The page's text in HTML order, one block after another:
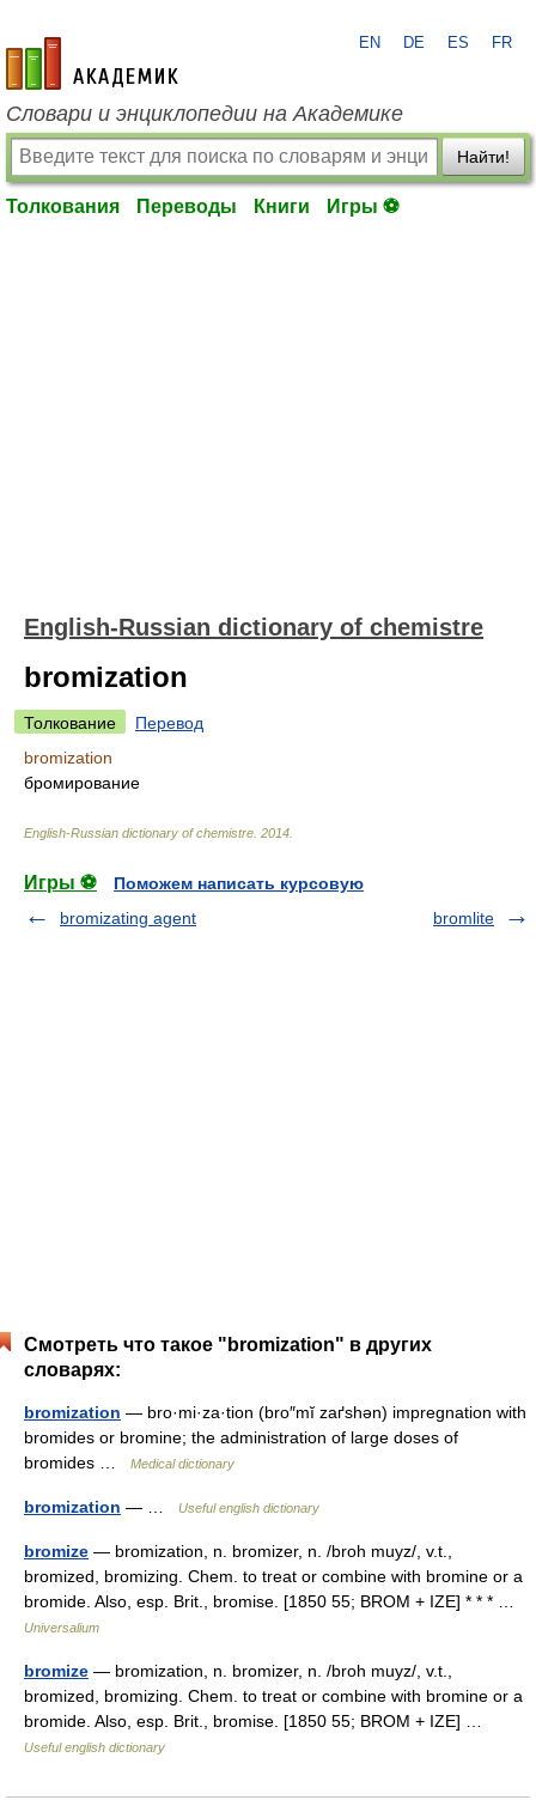
academic.ru
EN DE ES FR
Словари и энциклопедии на Академике
Найти!
Толкования Переводы Книги Игры ⚽
English-Russian dictionary of chemistre
bromization
Толкование
Перевод
bromization
бромирование
English-Russian dictionary of chemistre 2014
Игры ⚽
Поможем написать курсовую
bromizating agent
bromlite
Смотреть что такое "bromization" в других
словарях:
bromization — bro·mi·za·tion (bro″mĭ zaґshən) impregnation with
bromides or bromine; the administration of large doses of
bromides …
Medical dictionary
bromization — … Useful english dictionary
bromize — bromization, n. bromizer, n. /broh muyz/, v.t.,
bromized, bromizing. Chem. to treat or combine with bromine or a
bromide. Also, esp. Brit., bromise. [1850 55; BROM + IZE] * * * …
Universalium
bromize — bromization, n. bromizer, n. /broh muyz/, v.t.,
bromized, bromizing. Chem. to treat or combine with bromine or a
bromide. Also, esp. Brit., bromise. [1850 55; BROM + IZE] …
Useful english dictionary